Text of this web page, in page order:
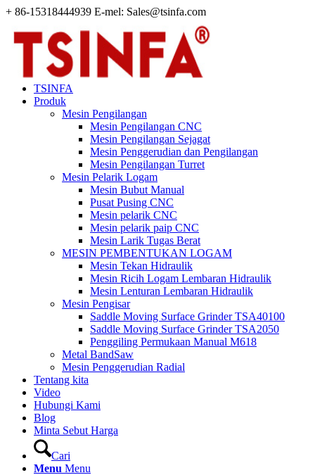
+ 86-15318444939 E-mel: Sales@tsinfa.com
TSINFA
Produk
Mesin Pengilangan
Mesin Pengilangan CNC
Mesin Pengilangan Sejagat
Mesin Penggerudian dan Pengilangan
Mesin Pengilangan Turret
Mesin Pelarik Logam
Mesin Bubut Manual
Pusat Pusing CNC
Mesin pelarik CNC
Mesin pelarik paip CNC
Mesin Larik Tugas Berat
MESIN PEMBENTUKAN LOGAM
Mesin Tekan Hidraulik
Mesin Ricih Logam Lembaran Hidraulik
Mesin Lenturan Lembaran Hidraulik
Mesin Pengisar
Saddle Moving Surface Grinder TSA40100
Saddle Moving Surface Grinder TSA2050
Penggiling Permukaan Manual M618
Metal BandSaw
Mesin Penggerudian Radial
Tentang kita
Video
Hubungi Kami
Blog
Minta Sebut Harga
Cari
Menu Menu